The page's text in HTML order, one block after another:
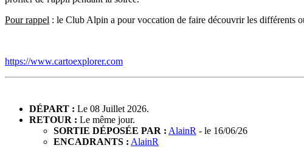
Pour rappel : le Club Alpin a pour voccation de faire découvrir les différents
https://www.cartoexplorer.com
DÉPART : Le 08 Juillet 2026.
RETOUR : Le même jour.
SORTIE DÉPOSÉE PAR : AlainR - le 16/06/26
ENCADRANTS : AlainR